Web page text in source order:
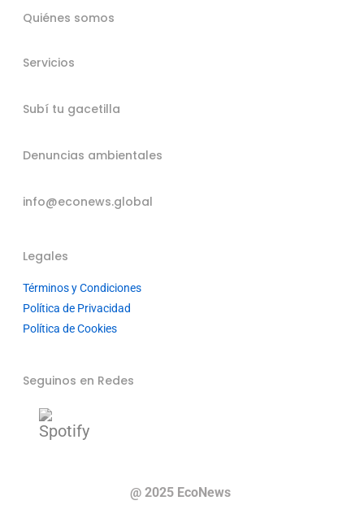
Quiénes somos
Servicios
Subí tu gacetilla
Denuncias ambientales
info@econews.global
Legales
Términos y Condiciones
Política de Privacidad
Política de Cookies
Seguinos en Redes
@ 2025 EcoNews